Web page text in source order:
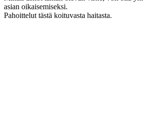
asian oikaisemiseksi.
Pahoittelut tästä koituvasta haitasta.